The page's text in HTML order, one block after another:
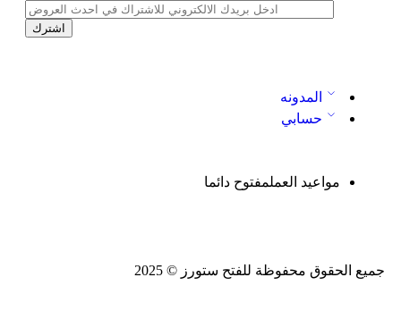
المدونه
حسابي
مواعيد العملمفتوح دائما
جميع الحقوق محفوظة للفتح ستورز © 2025